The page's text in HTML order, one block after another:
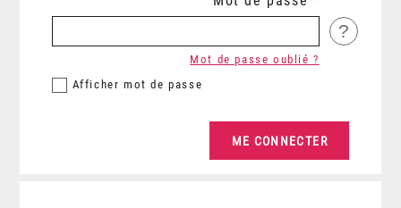
?
Afficher mot de passe
Mot de passe oublié ?